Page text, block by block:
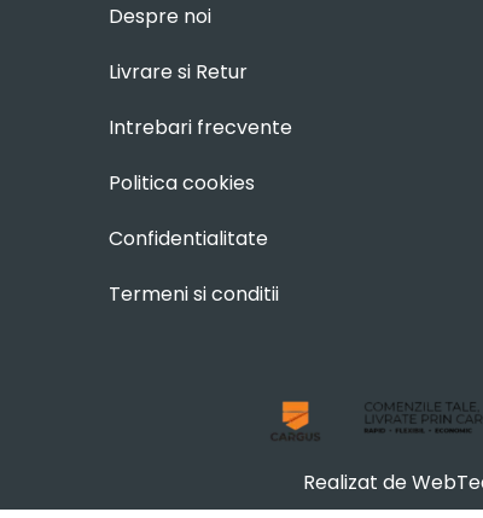
Despre noi
Livrare si Retur
Intrebari frecvente
Politica cookies
Confidentialitate
Termeni si conditii
Realizat de